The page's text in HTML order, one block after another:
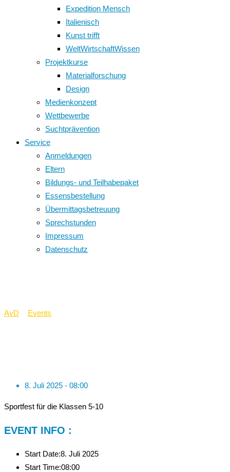
Expedition Mensch
Italienisch
Kunst trifft
WeltWirtschaftWissen
Projektkurse
Materialforschung
Design
Medienkonzept
Wettbewerbe
Suchtprävention
Service
Anmeldungen
Eltern
Bildungs- und Teilhabepaket
Essensbestellung
Übermittagsbetreuung
Sprechstunden
Impressum
Datenschutz
AvD Events
8. Juli 2025 - 08:00
Sportfest für die Klassen 5-10
EVENT INFO :
Start Date:8. Juli 2025
Start Time:08:00